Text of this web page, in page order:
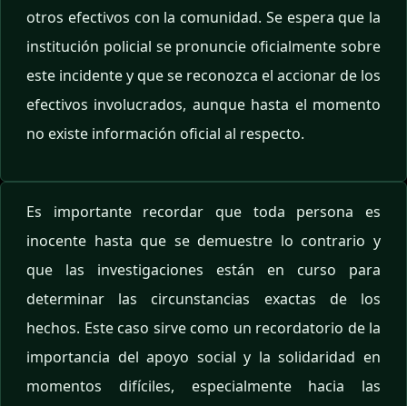
otros efectivos con la comunidad. Se espera que la
institución policial se pronuncie oficialmente sobre
este incidente y que se reconozca el accionar de los
efectivos involucrados, aunque hasta el momento
no existe información oficial al respecto.
Es importante recordar que toda persona es
inocente hasta que se demuestre lo contrario y
que las investigaciones están en curso para
determinar las circunstancias exactas de los
hechos. Este caso sirve como un recordatorio de la
importancia del apoyo social y la solidaridad en
momentos difíciles, especialmente hacia las